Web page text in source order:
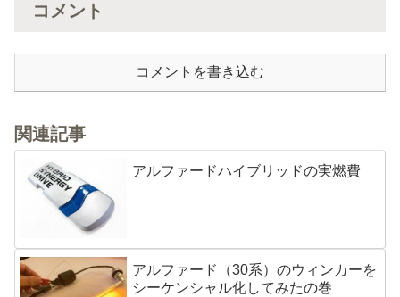
コメント
コメントを書き込む
関連記事
アルファードハイブリッドの実燃費
アルファード（30系）のウィンカーを
シーケンシャル化してみたの巻